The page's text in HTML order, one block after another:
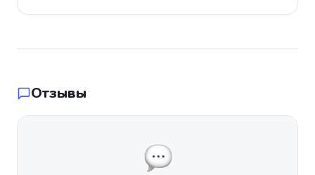
Отзывы